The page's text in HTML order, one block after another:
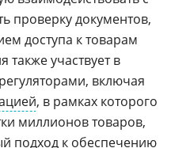
проверку документов,
доступа к товарам
также участвует в
включая
, в рамках которого
миллионов товаров,
подход к обеспечению